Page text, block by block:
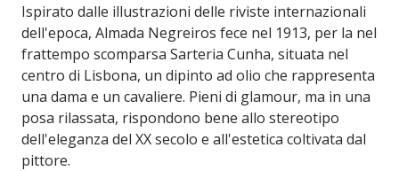
Ispirato dalle illustrazioni delle riviste internazionali
dell'epoca, Almada Negreiros fece nel 1913, per la nel
frattempo scomparsa Sarteria Cunha, situata nel
centro di Lisbona, un dipinto ad olio che rappresenta
una dama e un cavaliere. Pieni di glamour, ma in una
posa rilassata, rispondono bene allo stereotipo
dell'eleganza del XX secolo e all'estetica coltivata dal
pittore.